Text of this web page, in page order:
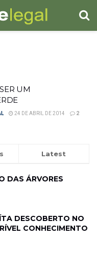
UM
24 DE ABRIL DE 2014 2
Latest
DAS ÁRVORES
DESCOBERTO NO
CONHECIMENTO